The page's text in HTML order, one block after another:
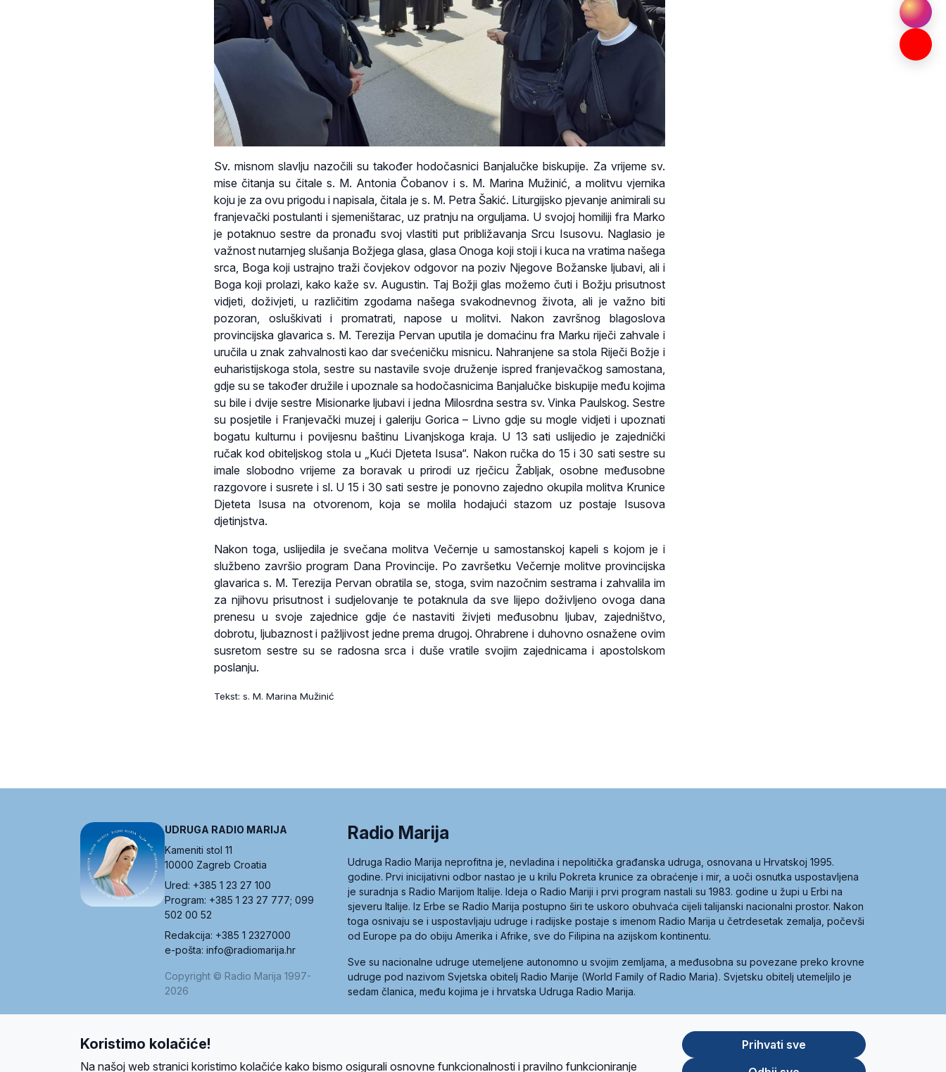
Sv.misnom slavlju nazočili su također hodočasnici Banjalučke biskupije. Za vrijeme sv.
mise čitanja su čitale s. M. Antonia Čobanov i s. M. Marina Mužinić, a molitvu vjernika
koju je za ovu prigodu i napisala, čitala je s. M. Petra Šakić. Liturgijsko pjevanje animirali su
franjevački postulanti i sjemeništarac, uz pratnju na orguljama. U svojoj homiliji fra Marko
je potaknuo sestre da pronađu svoj vlastiti put približavanja Srcu Isusovu. Naglasio je
važnost nutarnjeg slušanja Božjega glasa, glasa Onoga koji stoji i kuca na vratima našega
srca, Boga koji ustrajno traži čovjekov odgovor na poziv Njegove Božanske ljubavi, ali i
Boga koji prolazi, kako kaže sv. Augustin. Taj Božji glas možemo čuti i Božju prisutnost
vidjeti, doživjeti, u različitim zgodama našega svakodnevnog života, ali je važno biti
pozoran, osluškivati i promatrati, napose u molitvi. Nakon završnog blagoslova
provincijska glavarica s. M. Terezija Pervan uputila je domaćinu fra Marku riječi zahvale i
uručila u znak zahvalnosti kao dar svećeničku misnicu. Nahranjene sa stola Riječi Božje i
euharistijskoga stola, sestre su nastavile svoje druženje ispred franjevačkog samostana,
gdje su se također družile i upoznale sa hodočasnicima Banjalučke biskupije među kojima
su bile i dvije sestre Misionarke ljubavi i jedna Milosrdna sestra sv. Vinka Paulskog. Sestre
su posjetile i Franjevački muzej i galeriju Gorica – Livno gdje su mogle vidjeti i upoznati
bogatu kulturnu i povijesnu baštinu Livanjskoga kraja. U 13 sati uslijedio je zajednički
ručak kod obiteljskog stola u „Kući Djeteta Isusa“. Nakon ručka do 15 i 30 sati sestre su
imale slobodno vrijeme za boravak u prirodi uz rječicu Žabljak, osobne međusobne
razgovore i susrete i sl. U 15 i 30 sati sestre je ponovno zajedno okupila molitva Krunice
Djeteta Isusa na otvorenom, koja se molila hodajući stazom uz postaje Isusova
djetinjstva.
Nakon toga, uslijedila je svečana molitva Večernje u samostanskoj kapeli s kojom je i
službeno završio program Dana Provincije. Po završetku Večernje molitve provincijska
glavarica s. M. Terezija Pervan obratila se, stoga, svim nazočnim sestrama i zahvalila im
za njihovu prisutnost i sudjelovanje te potaknula da sve lijepo doživljeno ovoga dana
prenesu u svoje zajednice gdje će nastaviti živjeti međusobnu ljubav, zajedništvo,
dobrotu, ljubaznost i pažljivost jedne prema drugoj. Ohrabrene i duhovno osnažene ovim
susretom sestre su se radosna srca i duše vratile svojim zajednicama i apostolskom
poslanju.
Tekst: s. M. Marina Mužinić
UDRUGA RADIO MARIJA
Kameniti stol 11
10000 Zagreb Croatia
Ured: +385 1 23 27 100
Program: +385 1 23 27 777; 099
502 00 52
Redakcija: +385 1 2327000
e-pošta: info@radiomarija.hr
Copyright © Radio Marija 1997-
2026
Radio Marija
Udruga Radio Marija neprofitna je, nevladina i nepolitička građanska udruga, osnovana u Hrvatskoj 1995.
godine. Prvi inicijativni odbor nastao je u krilu Pokreta krunice za obraćenje i mir, a uoči osnutka uspostavljena
je suradnja s Radio Marijom Italije. Ideja o Radio Mariji i prvi program nastali su 1983. godine u župi u Erbi na
sjeveru Italije. Iz Erbe se Radio Marija postupno širi te uskoro obuhvaća cijeli talijanski nacionalni prostor. Nakon
toga osnivaju se i uspostavljaju udruge i radijske postaje s imenom Radio Marija u četrdesetak zemalja, počevši
od Europe pa do obiju Amerika i Afrike, sve do Filipina na azijskom kontinentu.
Sve su nacionalne udruge utemeljene autonomno u svojim zemljama, a međusobna su povezane preko krovne
udruge pod nazivom Svjetska obitelj Radio Marije (World Family of Radio Maria). Svjetsku obitelj utemeljilo je
sedam članica, među kojima je i hrvatska Udruga Radio Marija.
Koristimo kolačiće!
Na našoj web stranici koristimo kolačiće kako bismo osigurali osnovne funkcionalnosti i pravilno funkcioniranje
Prihvati sve